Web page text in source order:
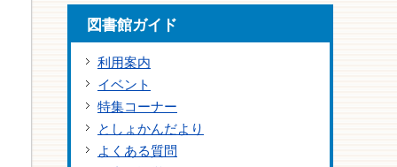
図書館ガイド
利用案内
イベント
特集コーナー
としょかんだより
よくある質問